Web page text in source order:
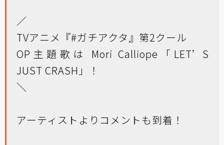
／
TVアニメ『#ガチアクタ』第2クール
OP主題歌は Mori Calliope「LET’S
JUST CRASH」！
＼
アーティストよりコメントも到着！